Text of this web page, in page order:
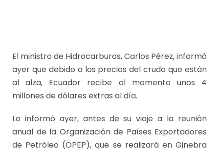
El ministro de Hidrocarburos, Carlos Pérez, informó
ayer que debido a los precios del crudo que están
al alza, Ecuador recibe al momento unos 4
millones de dólares extras al día.
Lo informó ayer, antes de su viaje a la reunión
anual de la Organización de Países Exportadores
de Petróleo (OPEP), que se realizará en Ginebra